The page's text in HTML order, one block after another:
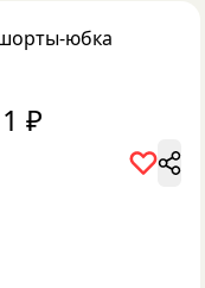
юбка
₽